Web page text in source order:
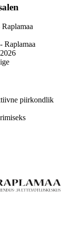
Raplamaa
- Raplamaa
piirkondlik